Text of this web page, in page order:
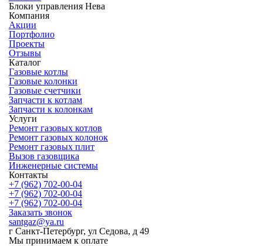
Блоки управления Нева
Компания
Акции
Портфолио
Проекты
Отзывы
Каталог
Газовые котлы
Газовые колонки
Газовые счетчики
Запчасти к котлам
Запчасти к колонкам
Услуги
Ремонт газовых котлов
Ремонт газовых колонок
Ремонт газовых плит
Вызов газовщика
Инженерные системы
Контакты
+7 (962) 702-00-04
+7 (962) 702-00-04
+7 (962) 702-00-04
Заказать звонок
santgaz@ya.ru
г Санкт-Петербург, ул Седова, д 49
Мы принимаем к оплате